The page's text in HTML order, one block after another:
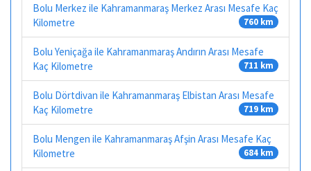
Bolu Merkez ile Kahramanmaraş Merkez Arası Mesafe Kaç
Kilometre
760 km
Bolu Yeniçağa ile Kahramanmaraş Andırın Arası Mesafe
Kaç Kilometre
711 km
Bolu Dörtdivan ile Kahramanmaraş Elbistan Arası Mesafe
Kaç Kilometre
719 km
Bolu Mengen ile Kahramanmaraş Afşin Arası Mesafe Kaç
Kilometre
684 km